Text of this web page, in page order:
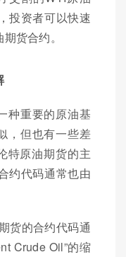
投资者可以快速
货合约。
种重要的原油基
，但也有一些差
特原油期货的主
约代码通常也由
货的合约代码通
Crude Oil”的缩